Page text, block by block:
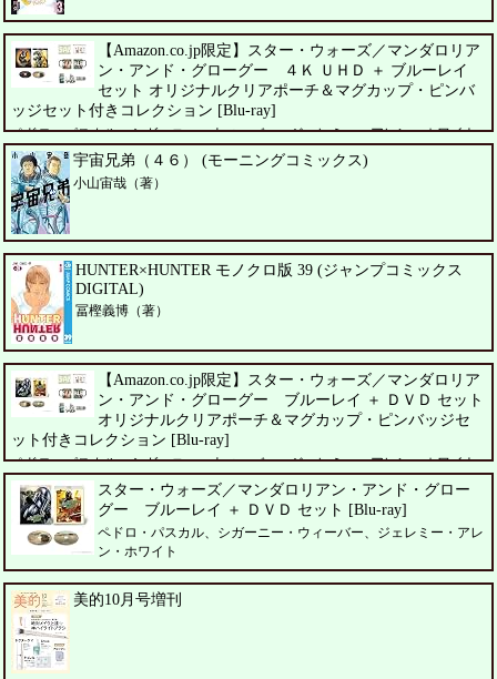
【Amazon.co.jp限定】スター・ウォーズ／マンダロリア
ン・アンド・グローグー ４Ｋ ＵＨＤ ＋ ブルーレイ
セット オリジナルクリアポーチ＆マグカップ・ピンバ
ッジセット付きコレクション [Blu-ray]
ペドロ・パスカル、シガーニー・ウィーバー、ジェレミー・アレン・ホワイト
宇宙兄弟（４６） (モーニングコミックス)
小山宙哉（著）
HUNTER×HUNTER モノクロ版 39 (ジャンプコミックス
DIGITAL)
冨樫義博（著）
【Amazon.co.jp限定】スター・ウォーズ／マンダロリア
ン・アンド・グローグー ブルーレイ ＋ ＤＶＤ セット
オリジナルクリアポーチ＆マグカップ・ピンバッジセ
ット付きコレクション [Blu-ray]
ペドロ・パスカル、シガーニー・ウィーバー、ジェレミー・アレン・ホワイト
スター・ウォーズ／マンダロリアン・アンド・グロー
グー ブルーレイ ＋ ＤＶＤ セット [Blu-ray]
ペドロ・パスカル、シガーニー・ウィーバー、ジェレミー・アレ
ン・ホワイト
美的10月号増刊